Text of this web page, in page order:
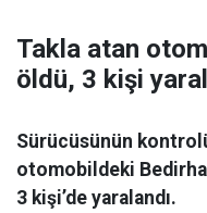
Takla atan
öldü, 3 kişi
Sürücüsünün
otomobildeki
3 kişi’de yaralandı.